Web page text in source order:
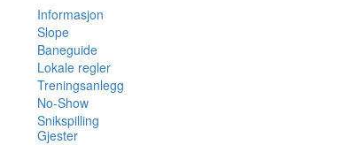
Informasjon
Slope
Baneguide
Lokale regler
Treningsanlegg
No-Show
Snikspilling
Gjester